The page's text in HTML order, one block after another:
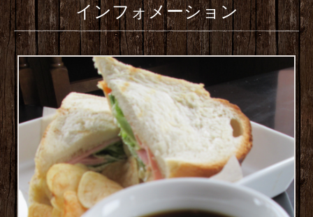
インフォメーション